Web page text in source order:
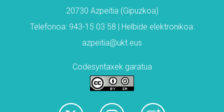
20730 Azpeitia (Gipuzkoa)
Telefonoa: 943-15 03 58 | Helbide elektronikoa:
azpeitia@ukt.eus
Codesyntaxek garatua